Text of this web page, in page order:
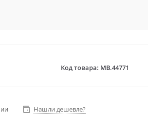
Код товара: MB.44771
Нашли дешевле?